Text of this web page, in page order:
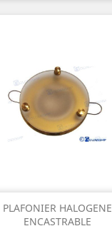
PLAFONIER HALOGENE
ENCASTRABLE